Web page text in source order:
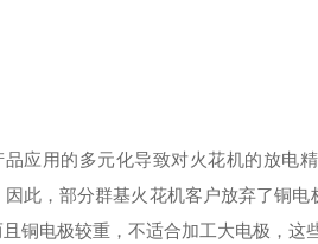
应用的多元化导致对火花机的放电
此，部分群基火花机客户放弃了铜
铜电极较重，不适合加工大电极，这